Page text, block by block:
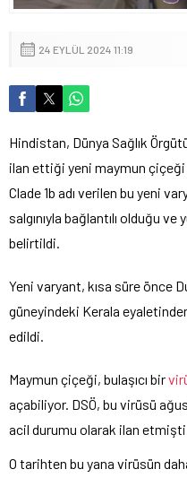
24 EYLÜL 2024 11:19
Hindistan, Dünya Sağlık
ilan ettiği yeni maymun çiçeği
Clade 1b adı verilen bu yeni
salgınıyla bağlantılı olduğu
belirtildi.
Yeni varyant, kısa süre önce
güneyindeki Kerala
edildi.
Maymun çiçeği, bulaşıcı bir
açabiliyor. DSÖ, bu virüsü
acil durumu olarak ilan etmişti.
O tarihten bu yana virüsün